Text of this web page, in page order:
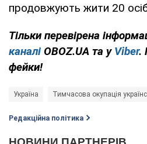
продовжують жити 20
Тільки перевірена
каналі OBOZ.UA та у Viber.
фейки!
Україна Тимчасова окупація
Редакційна політика